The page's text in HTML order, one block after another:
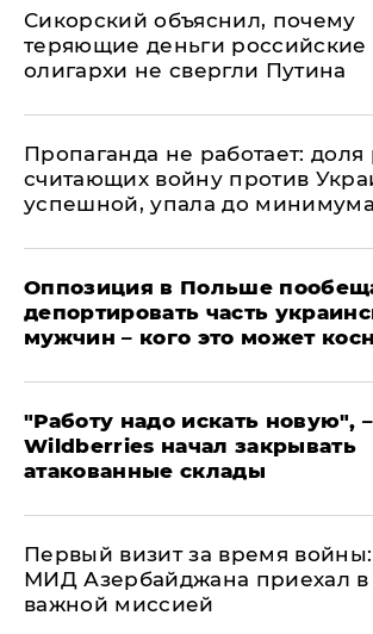
Сикорский объяснил, почему
теряющие деньги российские
олигархи не свергли Путина
​Пропаганда не работает: доля
считающих войну против
успешной, упала до минимума
Оппозиция в Польше
депортировать часть
мужчин – кого это может
"Работу надо искать новую",
Wildberries начал закрывать
атакованные склады
Первый визит за время войны:
МИД Азербайджана приехал в
важной миссией